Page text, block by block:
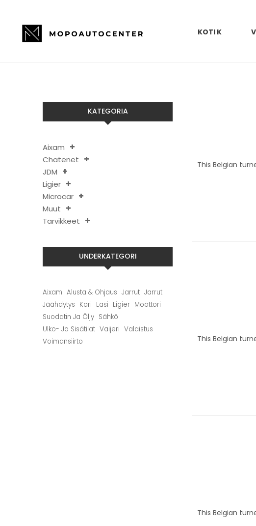
KOTI K
KATEGORIA
Aixam
Chatenet
JDM
Ligier
Microcar
Muut
Tarvikkeet
UNDERKATEGORI
Aixam Alusta & Ohjaus Jarrut Jarrut
Jäähdytys Kori Lasi Ligier Moottori
Suodatin Ja Öljy Sähkö
Ulko- Ja Sisätilat Vaijeri Valaistus
Voimansiirto
This Belgian
This Belgian
This Belgian